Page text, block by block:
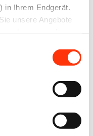
in Ihrem Endgerät.
unsere Angebote
können mit
werden, die sich
ändern
stimmen Sie